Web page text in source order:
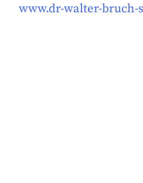
www.dr-walter-bruch-